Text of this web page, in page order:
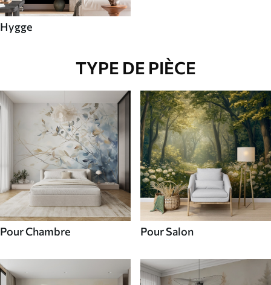
Hygge
TYPE DE PIÈCE
Pour Chambre Pour Salon